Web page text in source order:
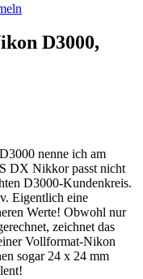
D3000,
nenne ich am
DX Nikkor passt nicht
D3000-Kundenkreis.
Eigentlich eine
Werte! Obwohl nur
zeichnet das
Vollformat-Nikon
sogar 24 x 24 mm